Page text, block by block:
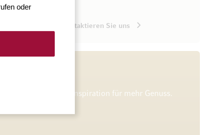
oder
Kontaktieren Sie uns
Verkostungen und Inspiration für mehr Genuss.